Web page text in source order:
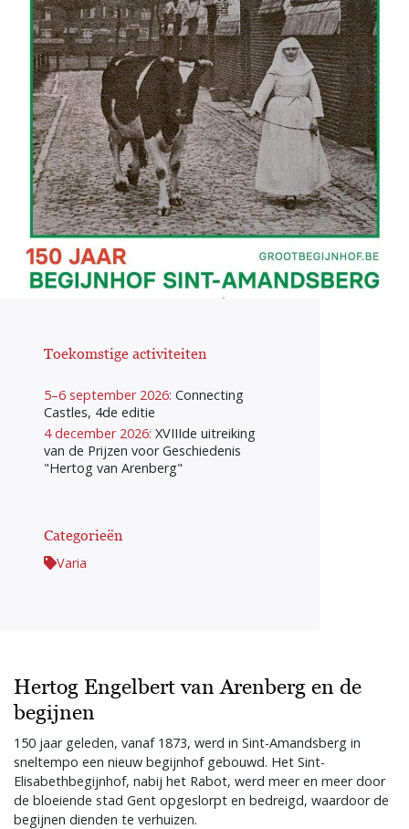
Toekomstige activiteiten
5–6 september 2026: Connecting
Castles, 4de editie
4 december 2026: XVIIIde uitreiking
van de Prijzen voor Geschiedenis
"Hertog van Arenberg"
Categorieën
Varia
Hertog Engelbert van Arenberg en de
begijnen
150 jaar geleden, vanaf 1873, werd in Sint-Amandsberg in
sneltempo een nieuw begijnhof gebouwd. Het Sint-
Elisabethbegijnhof, nabij het Rabot, werd meer en meer door
de bloeiende stad Gent opgeslorpt en bedreigd, waardoor de
begijnen dienden te verhuizen.